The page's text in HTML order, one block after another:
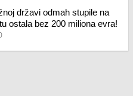
državi odmah stupile na
ostala bez 200 miliona evra!